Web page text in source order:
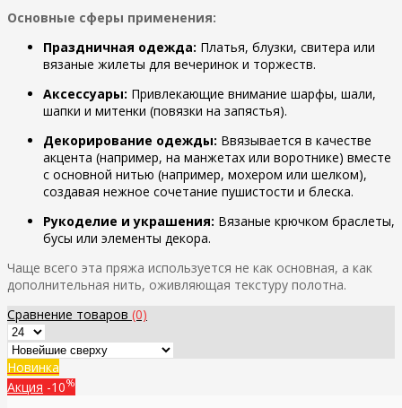
Основные сферы применения:
Праздничная одежда: Платья, блузки, свитера или
вязаные жилеты для вечеринок и торжеств.
Аксессуары: Привлекающие внимание шарфы, шали,
шапки и митенки (повязки на запястья).
Декорирование одежды: Ввязывается в качестве
акцента (например, на манжетах или воротнике) вместе
с основной нитью (например, мохером или шелком),
создавая нежное сочетание пушистости и блеска.
Рукоделие и украшения: Вязаные крючком браслеты,
бусы или элементы декора.
Чаще всего эта пряжа используется не как основная, а как
дополнительная нить, оживляющая текстуру полотна.
Сравнение товаров (0)
Новинка
Акция -10%